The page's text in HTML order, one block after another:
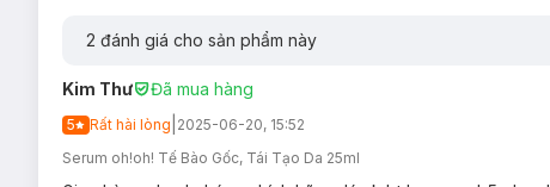
Ưu thế nổi bật:
sh-Oligopeptide-1:
Ức chế sự hình thành nếp nhăn thông qua sự phát
Giảm và cải thiện nếp nhăn cũ.
2 đánh giá cho sản phẩm này
Kim Thư Đã mua hàng
5 Rất hài lòng 2025-06-20, 15:52
Serum oh!oh! Tế Bào Gốc, Tái Tạo Da 25ml